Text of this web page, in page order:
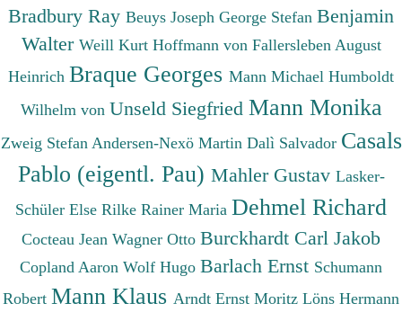
Bradbury Ray Beuys Joseph George Stefan Benjamin
Walter Weill Kurt Hoffmann von Fallersleben August
Heinrich Braque Georges Mann Michael Humboldt
Wilhelm von Unseld Siegfried Mann Monika
Zweig Stefan Andersen-Nexö Martin Dalì Salvador Casals
Pablo (eigentl. Pau) Mahler Gustav Lasker-
Schüler Else Rilke Rainer Maria Dehmel Richard
Cocteau Jean Wagner Otto Burckhardt Carl Jakob
Copland Aaron Wolf Hugo Barlach Ernst Schumann
Robert Mann Klaus Arndt Ernst Moritz Löns Hermann